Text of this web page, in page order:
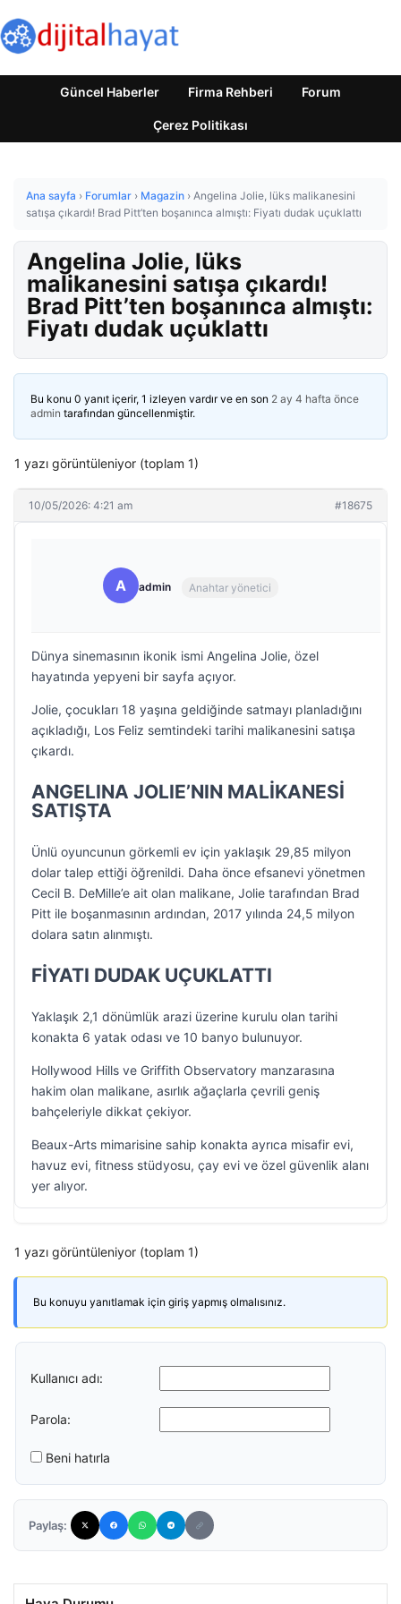
Güncel Haberler Firma Rehberi Forum
Çerez Politikası
Ana sayfa › Forumlar › Magazin › Angelina Jolie, lüks malikanesini
satışa çıkardı! Brad Pitt’ten boşanınca almıştı: Fiyatı dudak uçuklattı
Angelina Jolie, lüks
malikanesini satışa çıkardı!
Brad Pitt’ten boşanınca almıştı:
Fiyatı dudak uçuklattı
Bu konu 0 yanıt içerir, 1 izleyen vardır ve en son 2 ay 4 hafta önce
admin tarafından güncellenmiştir.
1 yazı görüntüleniyor (toplam 1)
10/05/2026: 4:21 am #18675
A admin Anahtar yönetici
Dünya sinemasının ikonik ismi Angelina Jolie, özel
hayatında yepyeni bir sayfa açıyor.
Jolie, çocukları 18 yaşına geldiğinde satmayı planladığını
açıkladığı, Los Feliz semtindeki tarihi malikanesini satışa
çıkardı.
ANGELINA JOLIE’NIN MALİKANESİ
SATIŞTA
Ünlü oyuncunun görkemli ev için yaklaşık 29,85 milyon
dolar talep ettiği öğrenildi. Daha önce efsanevi yönetmen
Cecil B. DeMille’e ait olan malikane, Jolie tarafından Brad
Pitt ile boşanmasının ardından, 2017 yılında 24,5 milyon
dolara satın alınmıştı.
FİYATI DUDAK UÇUKLATTI
Yaklaşık 2,1 dönümlük arazi üzerine kurulu olan tarihi
konakta 6 yatak odası ve 10 banyo bulunuyor.
Hollywood Hills ve Griffith Observatory manzarasına
hakim olan malikane, asırlık ağaçlarla çevrili geniş
bahçeleriyle dikkat çekiyor.
Beaux-Arts mimarisine sahip konakta ayrıca misafir evi,
havuz evi, fitness stüdyosu, çay evi ve özel güvenlik alanı
yer alıyor.
1 yazı görüntüleniyor (toplam 1)
Bu konuyu yanıtlamak için giriş yapmış olmalısınız.
Kullanıcı adı:
Parola:
Beni hatırla
Paylaş: